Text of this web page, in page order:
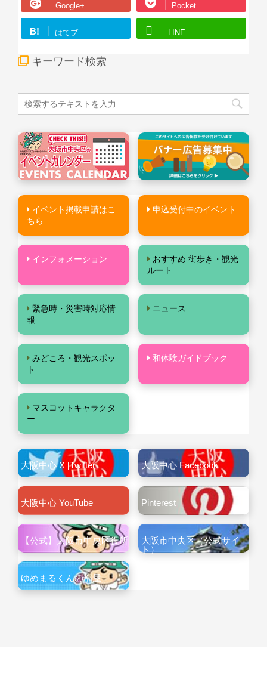
Google+ Pocket
B! はてブ LINE
キーワード検索
イベント掲載申請はこ
ちら
申込受付中のイベント
インフォメーション
おすすめ 街歩き・観光
ルート
緊急時・災害時対応情
報
ニュース
みどころ・観光スポッ
ト
和体験ガイドブック
マスコットキャラクタ
ー
大阪中心 X [Twitter] 大阪中心 Facebook
大阪中心 YouTube Pinterest
【公式】大阪市中央区役所
大阪市中央区（公式サイ
ト）
ゆめまるくんの部屋